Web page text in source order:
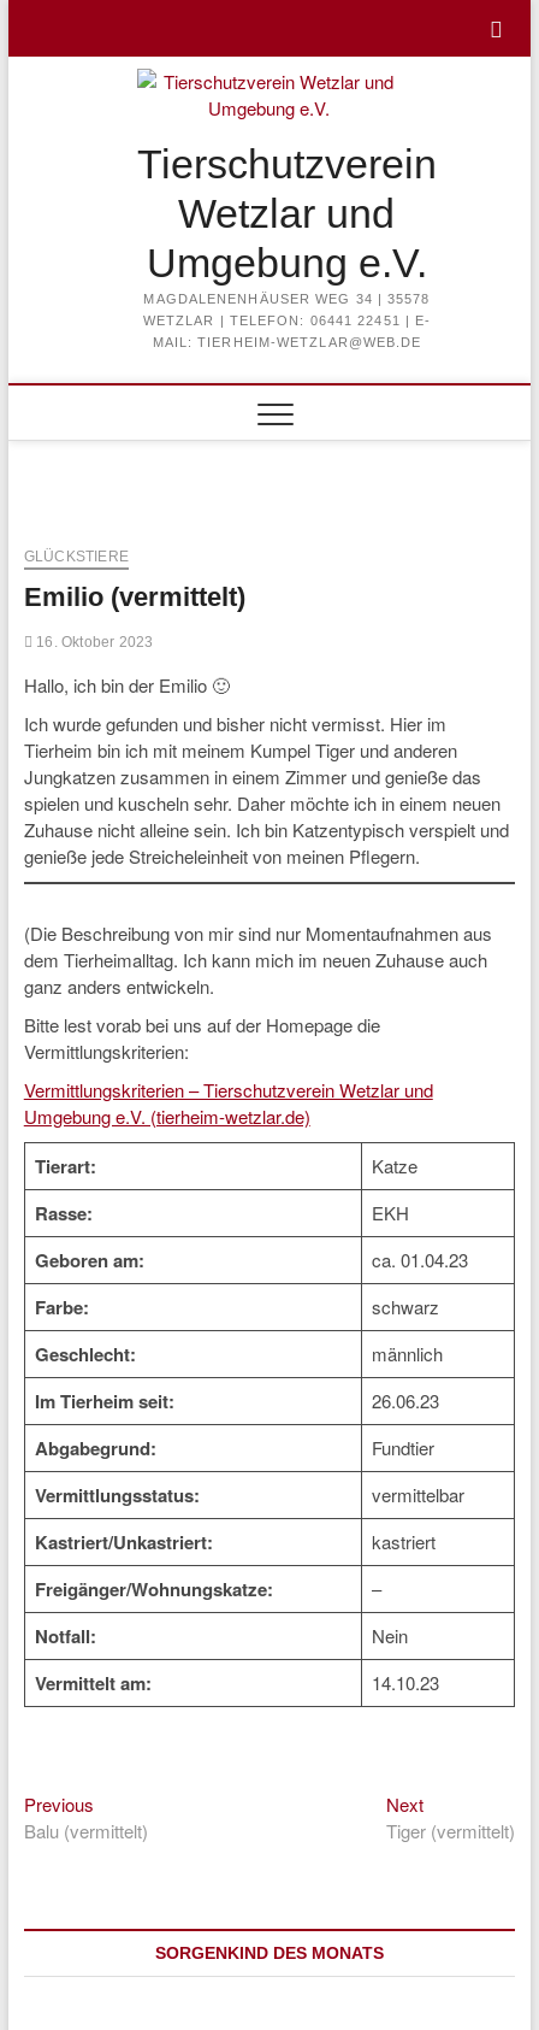
content
Tierschutzverein
Wetzlar und
Umgebung e.V.
MAGDALENENHÄUSER WEG 34 | 35578
WETZLAR | TELEFON: 06441 22451 | E-
MAIL: TIERHEIM-WETZLAR@WEB.DE
GLÜCKSTIERE
Emilio (vermittelt)
16. Oktober 2023
Hallo, ich bin der Emilio 🙂
Ich wurde gefunden und bisher nicht vermisst. Hier im
Tierheim bin ich mit meinem Kumpel Tiger und anderen
Jungkatzen zusammen in einem Zimmer und genieße das
spielen und kuscheln sehr. Daher möchte ich in einem neuen
Zuhause nicht alleine sein. Ich bin Katzentypisch verspielt und
genieße jede Streicheleinheit von meinen Pflegern.
(Die Beschreibung von mir sind nur Momentaufnahmen aus
dem Tierheimalltag. Ich kann mich im neuen Zuhause auch
ganz anders entwickeln.
Bitte lest vorab bei uns auf der Homepage die
Vermittlungskriterien:
Vermittlungskriterien – Tierschutzverein Wetzlar und
Umgebung e.V. (tierheim-wetzlar.de)
Tierart: Katze
Rasse: EKH
Geboren am: ca. 01.04.23
Farbe: schwarz
Geschlecht: männlich
Im Tierheim seit: 26.06.23
Abgabegrund: Fundtier
Vermittlungsstatus: vermittelbar
Kastriert/Unkastriert: kastriert
Freigänger/Wohnungskatze: –
Notfall: Nein
Vermittelt am: 14.10.23
Beitragsnavigation
PreviousPrevious
post:
Balu (vermittelt)
NextNext
post:
Tiger (vermittelt)
SORGENKIND DES MONATS